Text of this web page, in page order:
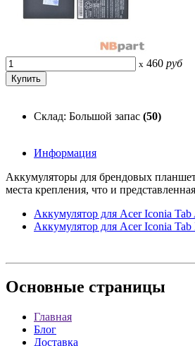
x 460 руб
Склад: Большой запас (50)
Информация
Аккумуляторы для брендовых
места крепления, что и
Аккумулятор для Acer Iconia Tab
Аккумулятор для Acer Iconia
Основные страницы
Главная
Блог
Доставка